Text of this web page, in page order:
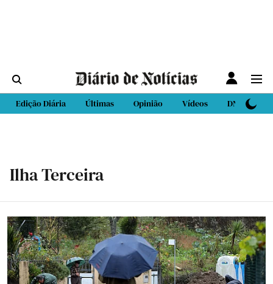
Edição Diária Últimas Opinião Vídeos DN Sport
Ilha Terceira